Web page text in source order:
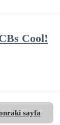
Cool!
sayfa